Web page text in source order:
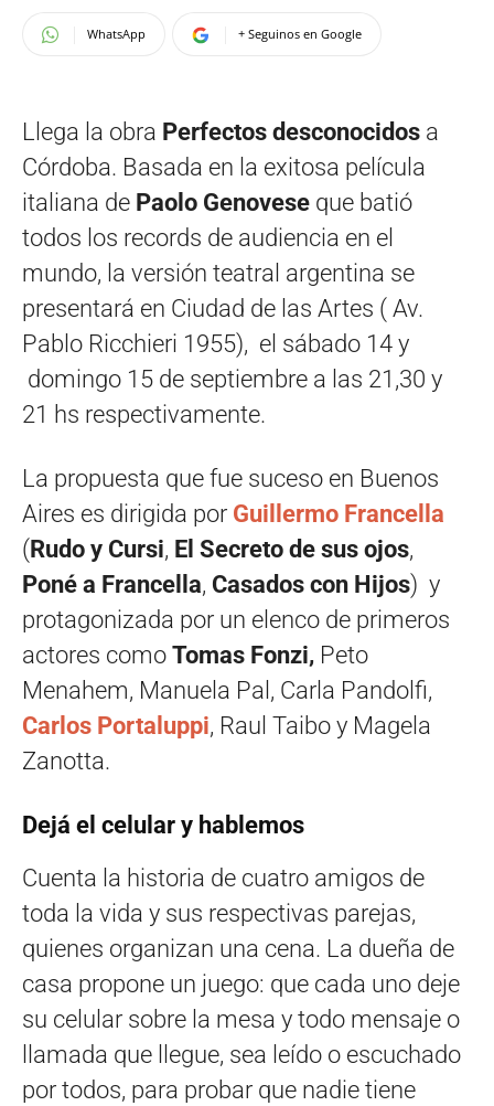
WhatsApp + Seguinos en Google
Llega la obra Perfectos desconocidos a
Córdoba. Basada en la exitosa película
italiana de Paolo Genovese que batió
todos los records de audiencia en el
mundo, la versión teatral argentina se
presentará en Ciudad de las Artes ( Av.
Pablo Ricchieri 1955), el sábado 14 y
domingo 15 de septiembre a las 21,30 y
21 hs respectivamente.
La propuesta que fue suceso en Buenos
Aires es dirigida por Guillermo Francella
(Rudo y Cursi, El Secreto de sus ojos,
Poné a Francella, Casados con Hijos) y
protagonizada por un elenco de primeros
actores como Tomas Fonzi, Peto
Menahem, Manuela Pal, Carla Pandolfi,
Carlos Portaluppi, Raul Taibo y Magela
Zanotta.
Dejá el celular y hablemos
Cuenta la historia de cuatro amigos de
toda la vida y sus respectivas parejas,
quienes organizan una cena. La dueña de
casa propone un juego: que cada uno deje
su celular sobre la mesa y todo mensaje o
llamada que llegue, sea leído o escuchado
por todos, para probar que nadie tiene